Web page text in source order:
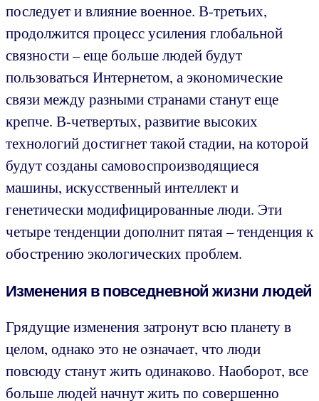
последует и влияние военное. В-третьих,
продолжится процесс усиления глобальной
связности – еще больше людей будут
пользоваться Интернетом, а экономические
связи между разными странами станут еще
крепче. В-четвертых, развитие высоких
технологий достигнет такой стадии, на которой
будут созданы самовоспроизводящиеся
машины, искусственный интеллект и
генетически модифицированные люди. Эти
четыре тенденции дополнит пятая – тенденция к
обострению экологических проблем.
Изменения в повседневной жизни людей
Грядущие изменения затронут всю планету в
целом, однако это не означает, что люди
повсюду станут жить одинаково. Наоборот, все
больше людей начнут жить по совершенно